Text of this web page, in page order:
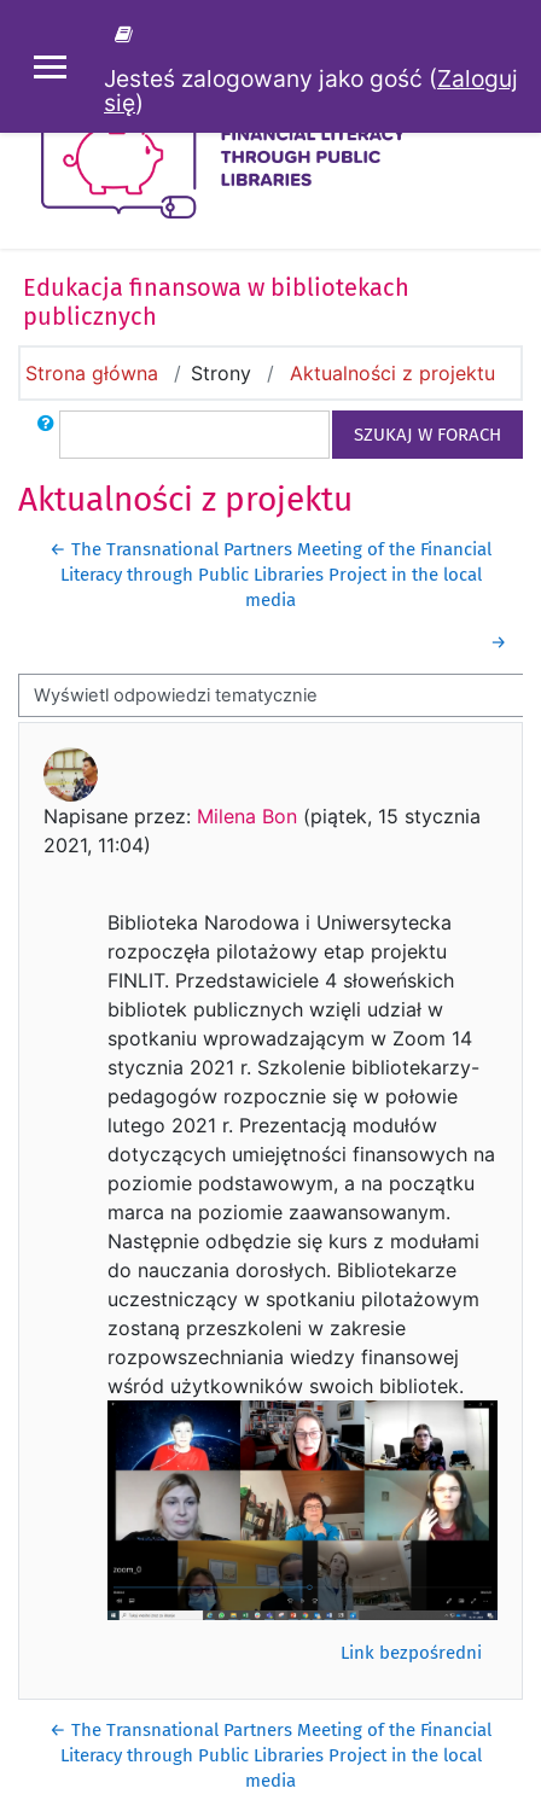
PANEL BOCZNYJesteś zalogowany jako gość (Zaloguj
się)
Edukacja finansowa w bibliotekach
publicznych
Strona główna Strony Aktualności z projektu
Szukaj SZUKAJ W FORACH
Aktualności z projektu
← The Transnational Partners Meeting of the Financial
Literacy through Public Libraries Project in the local
media
→
Sposób wyświetlania
Napisane przez: Milena Bon (piątek, 15 stycznia
2021, 11:04)
Liczba odpowiedzi: 0
Biblioteka Narodowa i Uniwersytecka
rozpoczęła pilotażowy etap projektu
FINLIT. Przedstawiciele 4 słoweńskich
bibliotek publicznych wzięli udział w
spotkaniu wprowadzającym w Zoom 14
stycznia 2021 r. Szkolenie bibliotekarzy-
pedagogów rozpocznie się w połowie
lutego 2021 r. Prezentacją modułów
dotyczących umiejętności finansowych na
poziomie podstawowym, a na początku
marca na poziomie zaawansowanym.
Następnie odbędzie się kurs z modułami
do nauczania dorosłych. Bibliotekarze
uczestniczący w spotkaniu pilotażowym
zostaną przeszkoleni w zakresie
rozpowszechniania wiedzy finansowej
wśród użytkowników swoich bibliotek.
Link bezpośredni
← The Transnational Partners Meeting of the Financial
Literacy through Public Libraries Project in the local
media